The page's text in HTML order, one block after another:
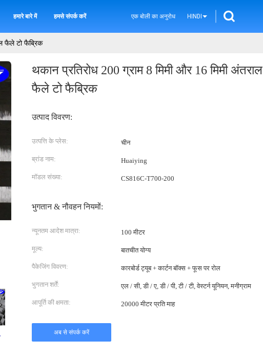
हमारे बारे में हमसे संपर्क करें एक बोली का अनुरोध HINDI
फैले टो फैब्रिक
थकान प्रतिरोध 200 ग्राम 8 मिमी और 16 मिमी अंतराल
फैले टो फैब्रिक
उत्पाद विवरण:
उत्पत्ति के प्लेस: चीन
ब्रांड नाम: Huaiying
मॉडल संख्या: CS816C-T700-200
भुगतान & नौवहन नियमों:
न्यूनतम आदेश मात्रा: 100 मीटर
मूल्य: बातचीत योग्य
पैकेजिंग विवरण: कारबोर्ड ट्यूब + कार्टन बॉक्स + फूस पर रोल
भुगतान शर्तें: एल / सी, डी / ए, डी / पी, टी / टी, वेस्टर्न यूनियन, मनीग्राम
आपूर्ति की क्षमता: 20000 मीटर प्रति माह
अब से संपर्क करें